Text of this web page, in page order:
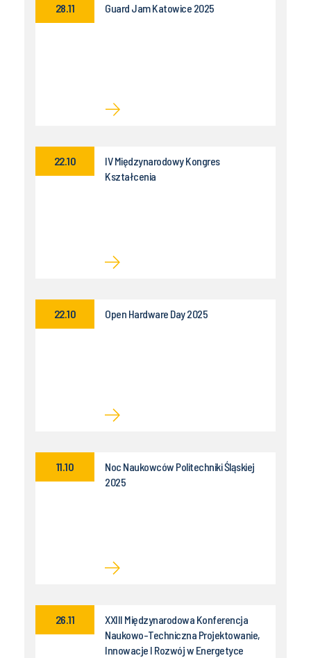
Guard Jam Katowice 2025
28.11
IV Międzynarodowy Kongres
Kształcenia
22.10
Open Hardware Day 2025
22.10
Noc Naukowców Politechniki Śląskiej
2025
11.10
XXIII Międzynarodowa Konferencja
Naukowo-Techniczna Projektowanie,
Innowacje I Rozwój w Energetyce
26.11